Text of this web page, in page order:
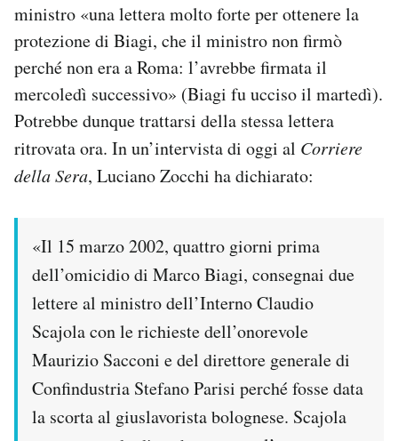
ministro «una lettera molto forte per ottenere la
protezione di Biagi, che il ministro non firmò
perché non era a Roma: l’avrebbe firmata il
mercoledì successivo» (Biagi fu ucciso il martedì).
Potrebbe dunque trattarsi della stessa lettera
ritrovata ora. In un’intervista di oggi al Corriere
della Sera, Luciano Zocchi ha dichiarato:
«Il 15 marzo 2002, quattro giorni prima
dell’omicidio di Marco Biagi, consegnai due
lettere al ministro dell’Interno Claudio
Scajola con le richieste dell’onorevole
Maurizio Sacconi e del direttore generale di
Confindustria Stefano Parisi perché fosse data
la scorta al giuslavorista bolognese. Scajola